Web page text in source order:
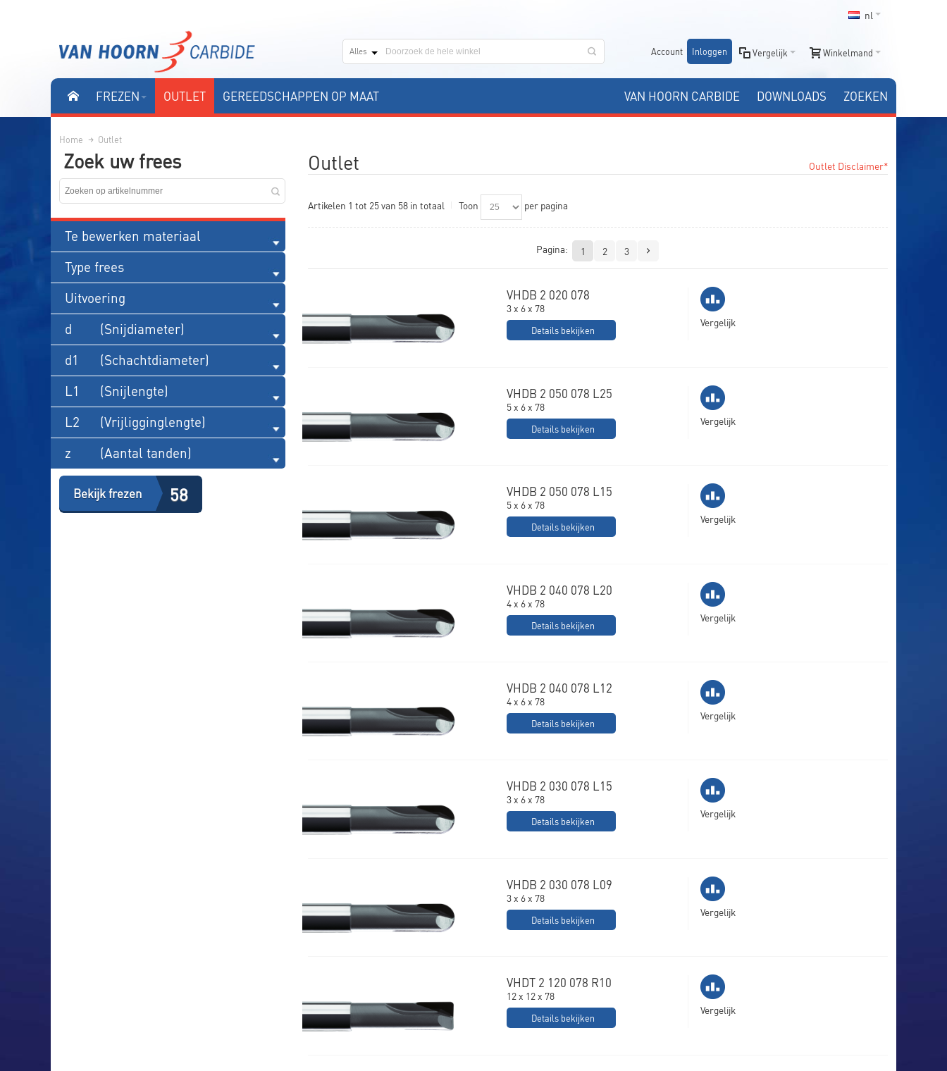
nl
Alles Winkelmand
Vergelijk
Account Inloggen
FREZEN OUTLET GEREEDSCHAPPEN OP MAAT ZOEKEN
DOWNLOADS
VAN HOORN CARBIDE
Home Outlet
Outlet Outlet Disclaimer*
Artikelen 1 tot 25 van 58 in totaal Toon per pagina
Pagina: 1 2 3
VHDB 2 020 078
3 x 6 x 78
Details bekijken
Vergelijk
VHDB 2 050 078 L25
5 x 6 x 78
Details bekijken
Vergelijk
VHDB 2 050 078 L15
5 x 6 x 78
Details bekijken
Vergelijk
VHDB 2 040 078 L20
4 x 6 x 78
Details bekijken
Vergelijk
VHDB 2 040 078 L12
4 x 6 x 78
Details bekijken
Vergelijk
VHDB 2 030 078 L15
3 x 6 x 78
Details bekijken
Vergelijk
VHDB 2 030 078 L09
3 x 6 x 78
Details bekijken
Vergelijk
VHDT 2 120 078 R10
12 x 12 x 78
Details bekijken
Vergelijk
Zoek uw frees
Te bewerken materiaal
Type frees
Uitvoering
d
(Snijdiameter)
d1
(Schachtdiameter)
L1
(Snijlengte)
L2
(Vrijligginglengte)
z
(Aantal tanden)
Bekijk frezen 58